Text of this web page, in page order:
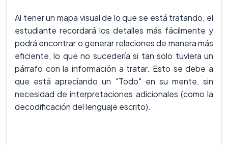
Al tener un mapa visual de lo que se está tratando, el
estudiante recordará los detalles más fácilmente y
podrá encontrar o generar relaciones de manera más
eficiente, lo que no sucedería si tan solo tuviera un
párrafo con la información a tratar. Esto se debe a
que está apreciando un "Todo" en su mente, sin
necesidad de interpretaciones adicionales (como la
decodificación del lenguaje escrito).